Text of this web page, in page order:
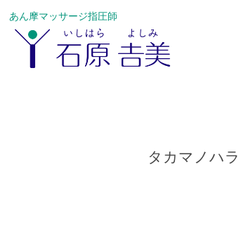
あん摩マッサージ指圧師
タカマノハ